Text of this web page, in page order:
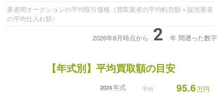
業者間オークションの平均取引価格（買取業者の平均転売額＝販売業者
の平均仕入れ額）
2026年8月時点から 2 年 間遡った数字
【年式別】平均買取額の目安
2024年式 平均 95.6万円